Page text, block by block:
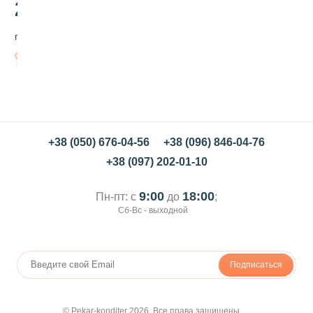
ф
и
у
р
25
грн/шт
+38 (050) 676-04-56
+38 (096) 846-04-76
+38 (097) 202-01-10
Пн-пт: с 9:00 до 18:00;
Сб-Вс - выходной
Подписаться
© Pekar-konditer 2026. Все права защищены